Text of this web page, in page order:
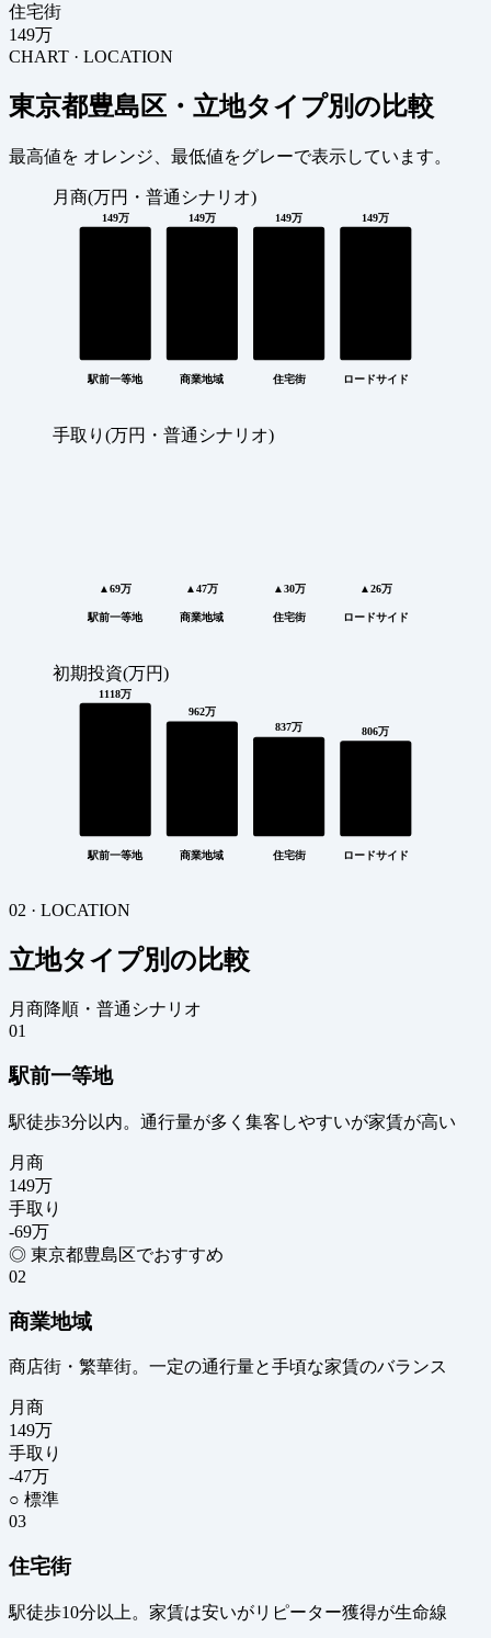
住宅街
149万
CHART · LOCATION
東京都豊島区・立地タイプ別の比較
最高値を オレンジ 、最低値をグレーで表示しています。
月商(万円・普通シナリオ)
149万
駅前一等地
149万
商業地域
149万
住宅街
149万
ロードサイド
手取り(万円・普通シナリオ)
▲69万
駅前一等地
▲47万
商業地域
▲30万
住宅街
▲26万
ロードサイド
初期投資(万円)
1118万
駅前一等地
962万
商業地域
837万
住宅街
806万
ロードサイド
02 · LOCATION
立地タイプ別の比較
月商降順・普通シナリオ
01
駅前一等地
駅徒歩3分以内。通行量が多く集客しやすいが家賃が高い
月商
149万
手取り
-69万
◎ 東京都豊島区でおすすめ
02
商業地域
商店街・繁華街。一定の通行量と手頃な家賃のバランス
月商
149万
手取り
-47万
○ 標準
03
住宅街
駅徒歩10分以上。家賃は安いがリピーター獲得が生命線